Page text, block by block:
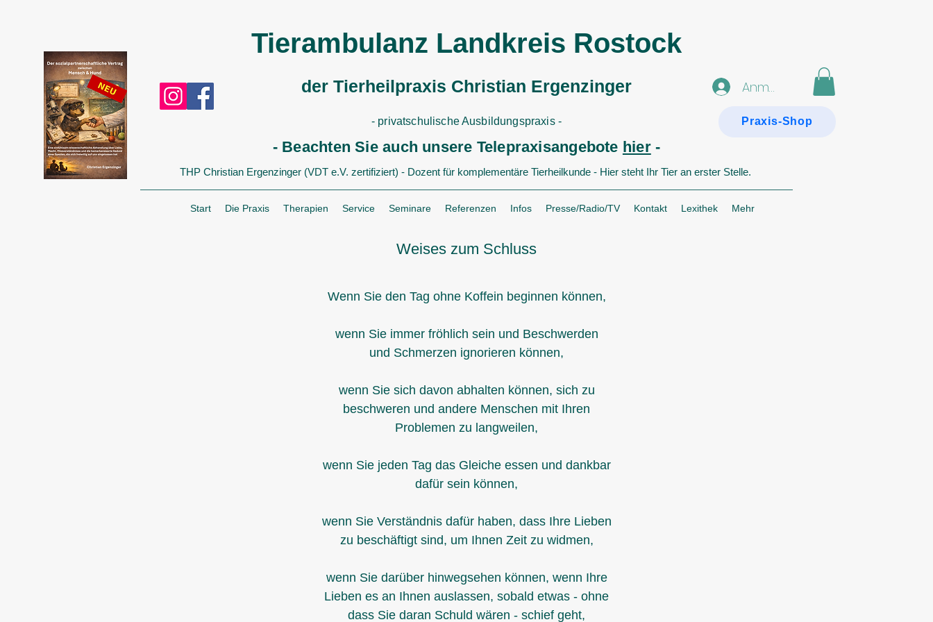
Tierambulanz Landkreis Rostock
der Tierheilpraxis Christian Ergenzinger
Praxis-Shop
- privatschulische Ausbildungspraxis -
Anmelden
- Beachten Sie auch unsere Telepraxisangebote hier-
THP Christian Ergenzinger (VDT e.V. zertifiziert) - Dozent für komplementäre Tierheilkunde - Hier steht Ihr Tier an erster Stelle.
Start Die Praxis Therapien Service Seminare Referenzen Infos Presse/Radio/TV Kontakt Lexithek Mehr
Weises zum Schluss
Wenn Sie den Tag ohne Koffein beginnen können,
wenn Sie immer fröhlich sein und Beschwerden
und Schmerzen ignorieren können,
wenn Sie sich davon abhalten können, sich zu
beschweren und andere Menschen mit Ihren
Problemen zu langweilen,
wenn Sie jeden Tag das Gleiche essen und dankbar
dafür sein können,
wenn Sie Verständnis dafür haben, dass Ihre Lieben
zu beschäftigt sind, um Ihnen Zeit zu widmen,
wenn Sie darüber hinwegsehen können, wenn Ihre
Lieben es an Ihnen auslassen, sobald etwas - ohne
dass Sie daran Schuld wären - schief geht,